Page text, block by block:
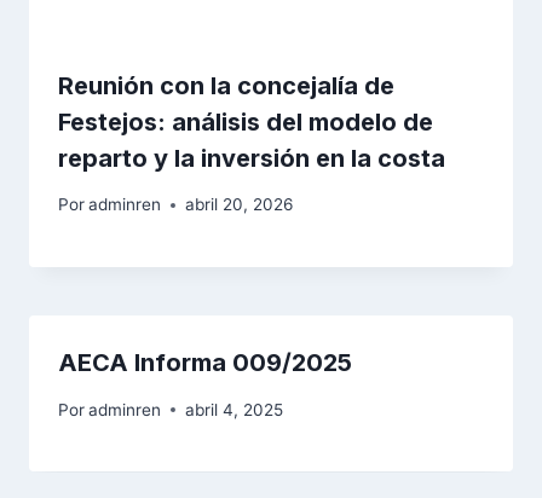
Reunión con la concejalía de
Festejos: análisis del modelo de
reparto y la inversión en la costa
Poradminren abril 20, 2026
AECA Informa 009/2025
Poradminren abril 4, 2025